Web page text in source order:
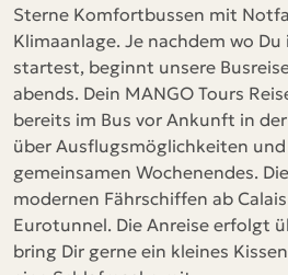
Sterne Komfortbussen mit
Klimaanlage. Je nachdem wo
startest, beginnt unsere
abends. Dein MANGO Tours
bereits im Bus vor Ankunft in
über Ausflugsmöglichkeiten
gemeinsamen Wochenendes.
modernen Fährschiffen ab
Eurotunnel. Die Anreise erfolgt
bring Dir gerne ein kleines